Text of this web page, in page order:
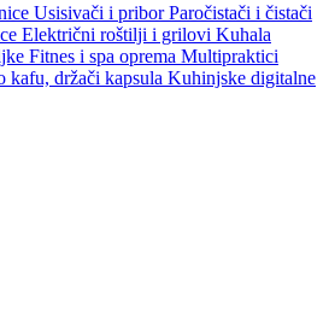
Usisivači i priborParočistači i čistači
Električni roštilji i grilovi Kuhala
Fitnes i spa oprema Multipraktici
kafu, držači kapsula Kuhinjske digitalne